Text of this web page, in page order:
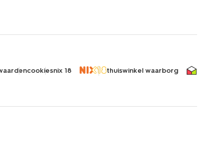
cookiesnix 18 thuiswinkel waarborg